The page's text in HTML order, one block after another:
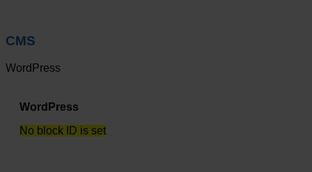
CMS
WordPress
WordPress
No block ID is set